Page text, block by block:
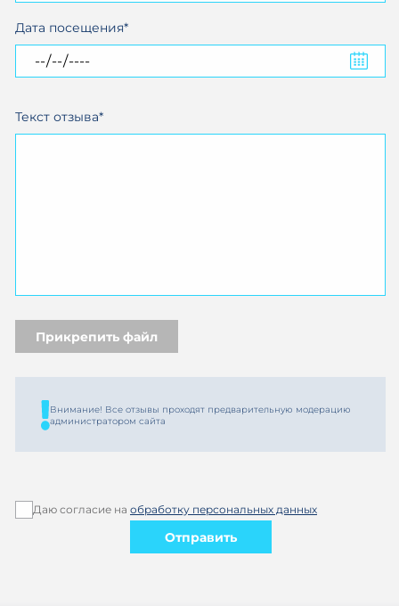
Дата посещения*
Текст отзыва*
Прикрепить файл
Внимание! Все отзывы проходят предварительную модерацию
администратором сайта
Даю согласие на обработку персональных данных
Отправить